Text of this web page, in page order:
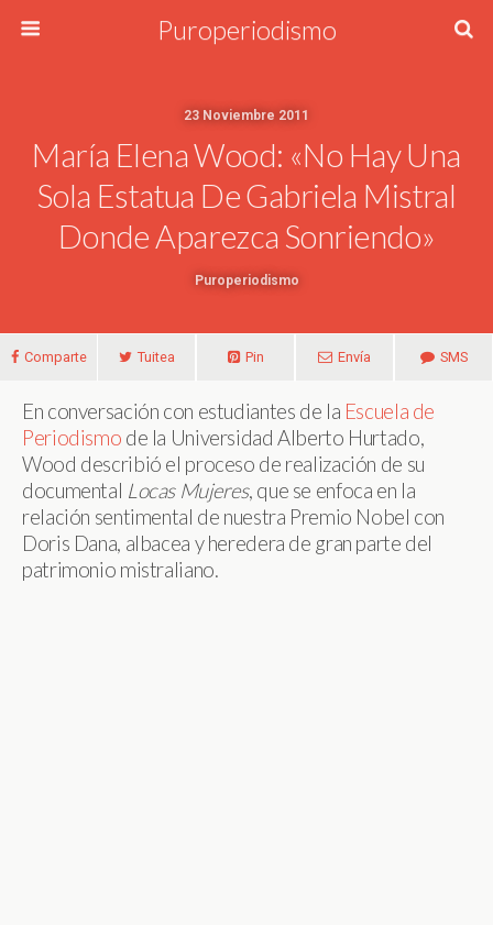
Puroperiodismo
23 Noviembre 2011
María Elena Wood: «No Hay Una
Sola Estatua De Gabriela Mistral
Donde Aparezca Sonriendo»
Puroperiodismo
Comparte Tuitea Pin Envía SMS
En conversación con estudiantes de la Escuela de
Periodismo de la Universidad Alberto Hurtado,
Wood describió el proceso de realización de su
documental Locas Mujeres, que se enfoca en la
relación sentimental de nuestra Premio Nobel con
Doris Dana, albacea y heredera de gran parte del
patrimonio mistraliano.